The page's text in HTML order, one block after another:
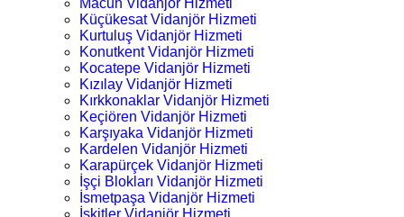
Macun Vidanjör Hizmeti
Küçükesat Vidanjör Hizmeti
Kurtuluş Vidanjör Hizmeti
Konutkent Vidanjör Hizmeti
Kocatepe Vidanjör Hizmeti
Kızılay Vidanjör Hizmeti
Kırkkonaklar Vidanjör Hizmeti
Keçiören Vidanjör Hizmeti
Karşıyaka Vidanjör Hizmeti
Kardelen Vidanjör Hizmeti
Karapürçek Vidanjör Hizmeti
İşçi Blokları Vidanjör Hizmeti
İsmetpaşa Vidanjör Hizmeti